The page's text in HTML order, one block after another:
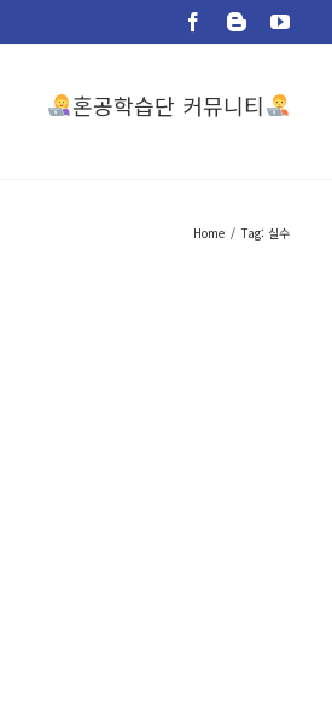
Facebook
Blogger
혼공학습단 커뮤니티
Home / Tag: 실수